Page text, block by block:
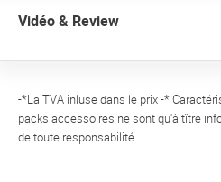
Vidéo & Review
-*La TVA inluse dans le prix -*
packs accessoires ne sont qu'à tître
de toute responsabilité.